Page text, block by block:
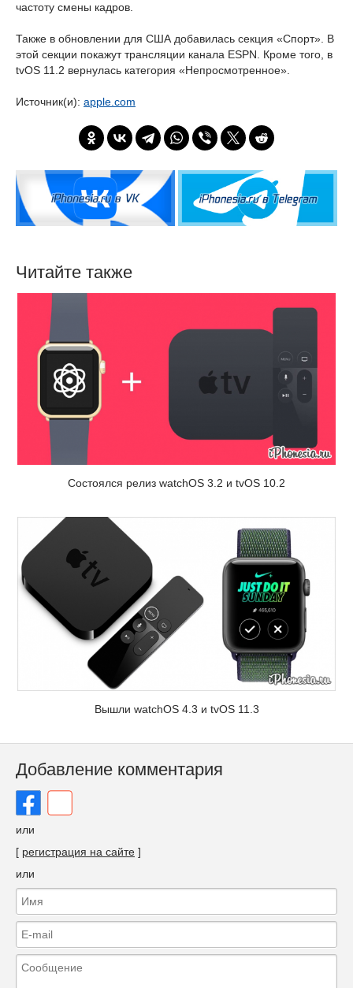
частоту смены кадров.
Также в обновлении для США добавилась секция «Спорт». В
этой секции покажут трансляции канала ESPN. Кроме того, в
tvOS 11.2 вернулась категория «Непросмотренное».
Источник(и): apple.com
Читайте также
Состоялся релиз watchOS 3.2 и tvOS 10.2
Вышли watchOS 4.3 и tvOS 11.3
Добавление комментария
или
[ регистрация на сайте ]
или